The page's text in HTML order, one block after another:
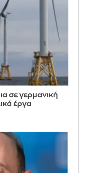
σε γερμανική
έργα